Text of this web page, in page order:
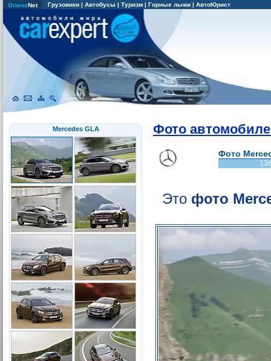
OriensNet Грузовики | Автобусы | Туризм | Горные лыжи | АвтоЮрист
Mercedes GLA Фото
Фото
Это фото